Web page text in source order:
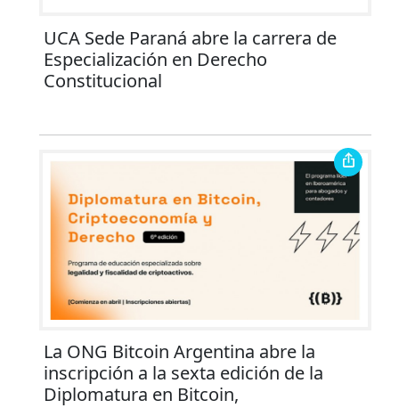
UCA Sede Paraná abre la carrera de
Especialización en Derecho
Constitucional
La ONG Bitcoin Argentina abre la
inscripción a la sexta edición de la
Diplomatura en Bitcoin,